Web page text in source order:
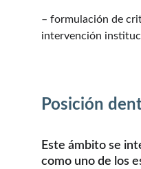
– formulación de
intervención
Posición
Este ámbito se
como uno de los